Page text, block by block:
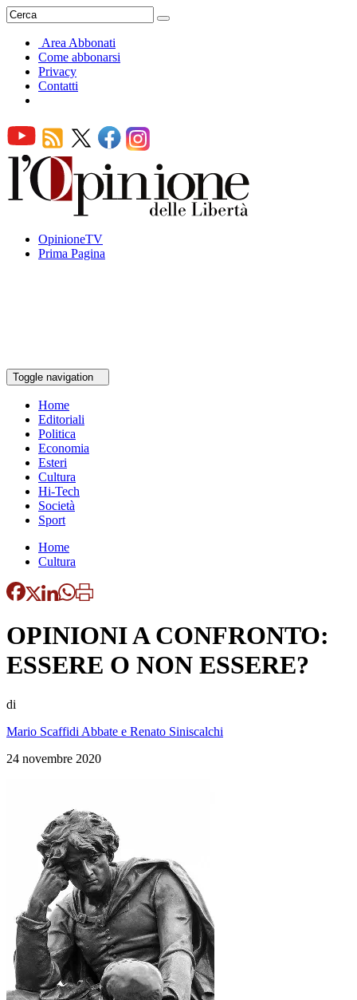
Area Abbonati
Come abbonarsi
Privacy
Contatti
OpinioneTV
Prima Pagina
Toggle navigation
Home
Editoriali
Politica
Economia
Esteri
Cultura
Hi-Tech
Società
Sport
Home
Cultura
OPINIONI A CONFRONTO:
ESSERE O NON ESSERE?
di
Mario Scaffidi Abbate e Renato Siniscalchi
24 novembre 2020